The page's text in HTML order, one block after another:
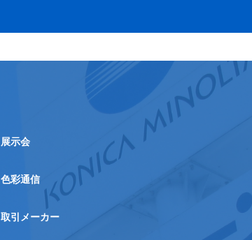
展示会
色彩通信
取引メーカー